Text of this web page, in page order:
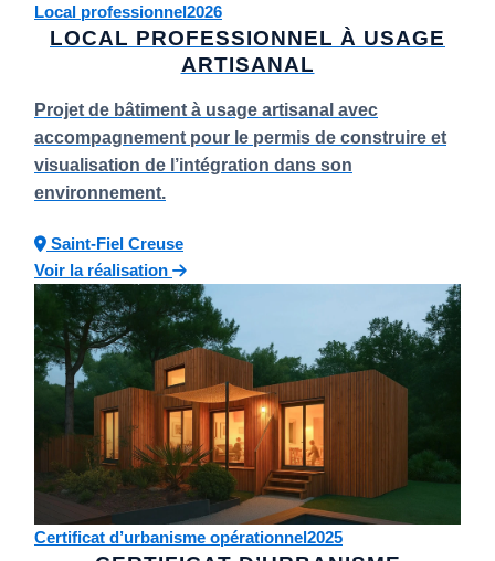
Local professionnel 2026
LOCAL PROFESSIONNEL À USAGE
ARTISANAL
Projet de bâtiment à usage artisanal avec
accompagnement pour le permis de construire et
visualisation de l’intégration dans son
environnement.
Saint-Fiel Creuse
Voir la réalisation
Certificat d’urbanisme opérationnel 2025